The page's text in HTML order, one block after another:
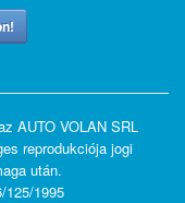
AUTO VOLAN SRL
reprodukciója jogi
után.
125/1995